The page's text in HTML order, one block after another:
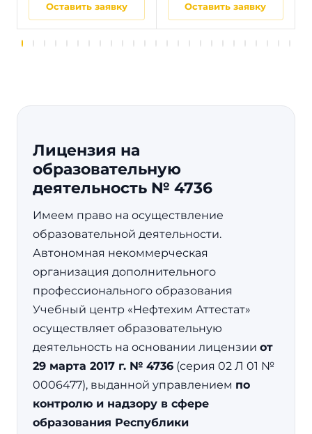
Оставить заявку Оставить заявку
Лицензия на
образовательную
деятельность № 4736
Имеем право на осуществление
образовательной деятельности.
Автономная некоммерческая
организация дополнительного
профессионального образования
Учебный центр «Нефтехим Аттестат»
осуществляет образовательную
деятельность на основании лицензии от
29 марта 2017 г. № 4736 (серия 02 Л 01 №
0006477), выданной управлением по
контролю и надзору в сфере
образования Республики